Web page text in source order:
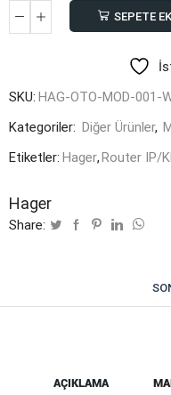
Hager
SEPETE
SKU: HAG-OTO-MOD-001-
Kategoriler: Diğer Ürünler,
Etiketler: Hager, Router IP/
Hager
Share:
AÇIKLAMA